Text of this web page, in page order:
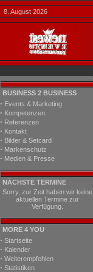
8. August 2026
BUSINESS 2 BUSINESS
· Events & Marketing
· Kompetenzen
· Referenzen
· Kontakt
· Bilder & Setcard
· Markenschutz
· Medien & Presse
NÄCHSTE TERMINE
Sorry, zur Zeit haben wir keine
aktuellen Termine zur
Verfügung.
MORE 4 YOU
· Startseite
· Kalender
· Weiterempfehlen
· Statistiken